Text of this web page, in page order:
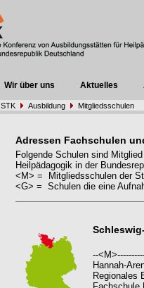
Wir über uns Aktuelles
STK Ausbildung Mitgliedsschulen
Adressen Fachschulen
Folgende Schulen sind
Heilpädagogik in der
<M> = Mitgliedsschulen der
<G> = Schulen die eine
--
Hannah-
Regionales